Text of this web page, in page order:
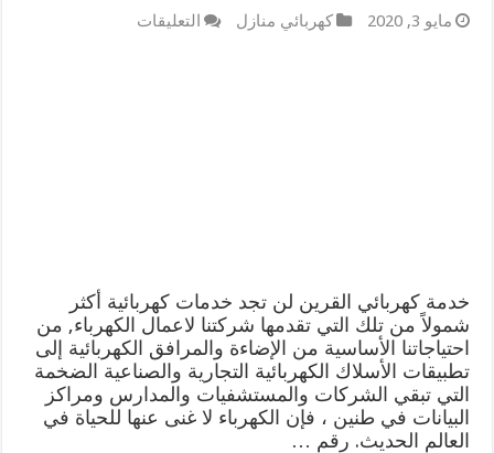
مايو 3, 2020 كهربائي منازل التعليقات
خدمة كهربائي القرين لن تجد خدمات كهربائية أكثر
شمولاً من تلك التي تقدمها شركتنا لاعمال الكهرباء, من
احتياجاتنا الأساسية من الإضاءة والمرافق الكهربائية إلى
تطبيقات الأسلاك الكهربائية التجارية والصناعية الضخمة
التي تبقي الشركات والمستشفيات والمدارس ومراكز
البيانات في طنين ، فإن الكهرباء لا غنى عنها للحياة في
العالم الحديث. رقم …